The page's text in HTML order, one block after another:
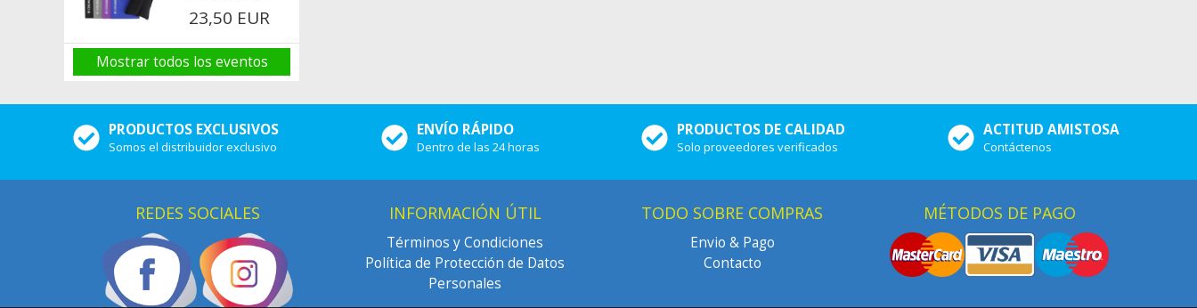
23,50 EUR
Mostrar todos los eventos
PRODUCTOS EXCLUSIVOS
Somos el distribuidor exclusivo
ENVÍO RÁPIDO
Dentro de las 24 horas
PRODUCTOS DE CALIDAD
Solo proveedores verificados
ACTITUD AMISTOSA
Contáctenos
REDES SOCIALES INFORMACIÓN ÚTIL
Términos y Condiciones
Política de Protección de Datos
Personales
TODO SOBRE COMPRAS
Envio & Pago
Contacto
MÉTODOS DE PAGO